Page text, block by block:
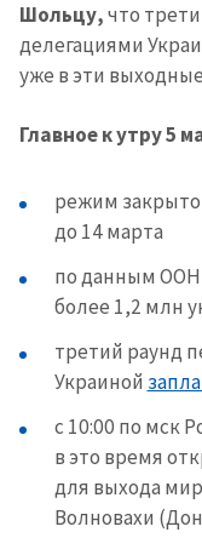
Шольцу,что
делегациями
уже в эти
Главное к утру 5
режим
до 14 марта
по данным
более 1,2 млн
третий раунд
Украиной
с 10:00 по мск
в это время
для выхода
Волновахи